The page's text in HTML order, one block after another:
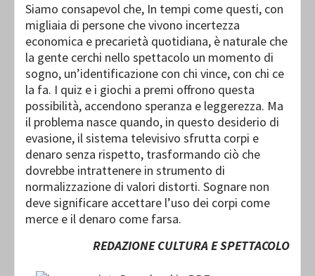
Siamo consapevol che, In tempi come questi, con
migliaia di persone che vivono incertezza
economica e precarietà quotidiana, è naturale che
la gente cerchi nello spettacolo un momento di
sogno, un’identificazione con chi vince, con chi ce
la fa. I quiz e i giochi a premi offrono questa
possibilità, accendono speranza e leggerezza. Ma
il problema nasce quando, in questo desiderio di
evasione, il sistema televisivo sfrutta corpi e
denaro senza rispetto, trasformando ciò che
dovrebbe intrattenere in strumento di
normalizzazione di valori distorti. Sognare non
deve significare accettare l’uso dei corpi come
merce e il denaro come farsa.
REDAZIONE CULTURA E SPETTACOLO